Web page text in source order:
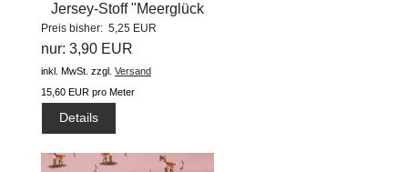
Jersey-Stoff "Meerglück
#new...
Preis bisher: 5,25 EUR
nur: 3,90 EUR
inkl. MwSt. zzgl. Versand
15,60 EUR pro Meter
Details